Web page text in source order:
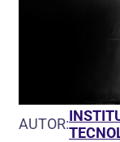
AUTOR: